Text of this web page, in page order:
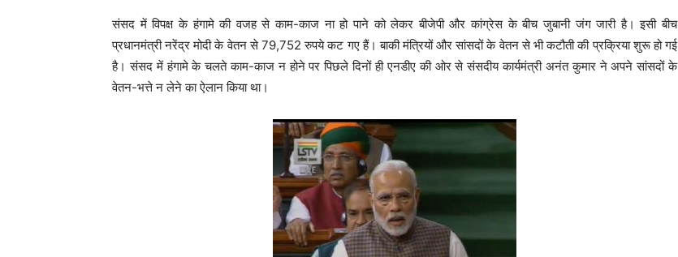
संसद में विपक्ष के हंगामे की वजह से काम-काज ना हो पाने को लेकर बीजेपी और कांग्रेस के बीच जुबानी जंग जारी है। इसी बीच
प्रधानमंत्री नरेंद्र मोदी के वेतन से 79,752 रुपये कट गए हैं। बाकी मंत्रियों और सांसदों के वेतन से भी कटौती की प्रक्रिया शुरू हो गई
है। संसद में हंगामे के चलते काम-काज न होने पर पिछले दिनों ही एनडीए की ओर से संसदीय कार्यमंत्री अनंत कुमार ने अपने सांसदों के
वेतन-भत्ते न लेने का ऐलान किया था।